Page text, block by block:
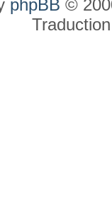
phpBB ©